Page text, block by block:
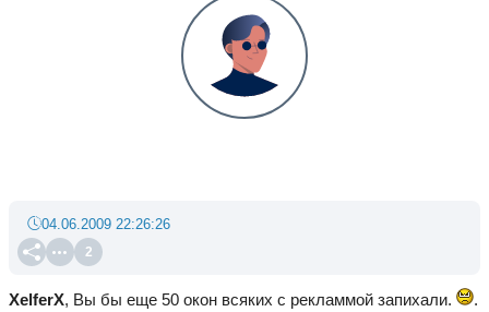
2
04.06.2009 22:26:26
XelferX, Вы бы еще 50 окон всяких с рекламмой запихали.
.